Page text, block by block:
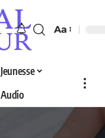
Aa
Jeunesse
Audio